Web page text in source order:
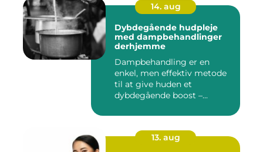
14. aug
Dybdegående hudpleje
med dampbehandlinger
derhjemme
Dampbehandling er en
enkel, men effektiv metode
til at give huden et
dybdegående boost –...
13. aug